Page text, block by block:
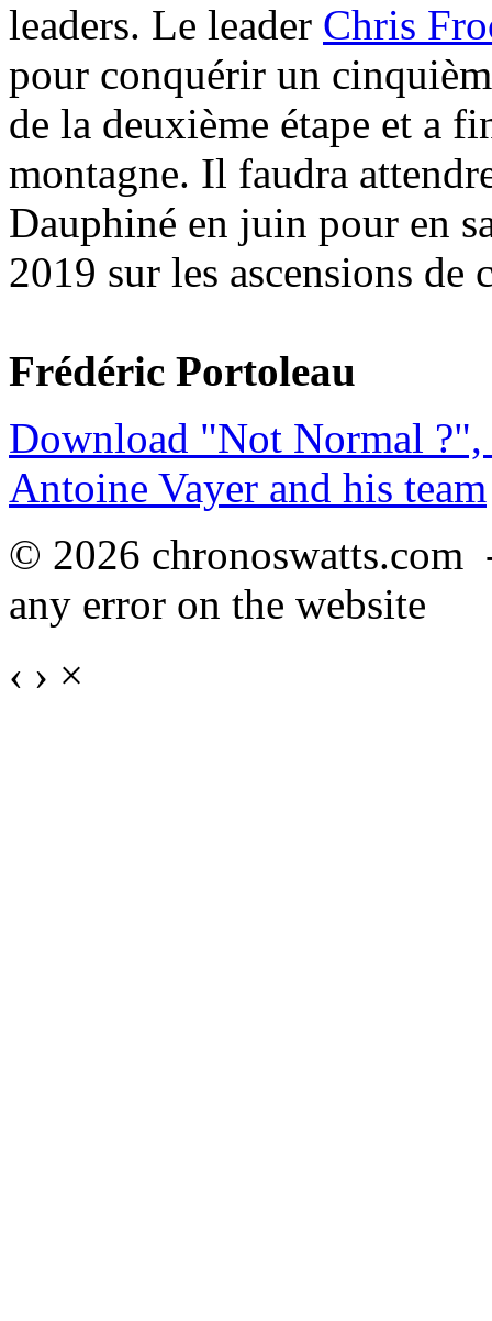
leaders. Le leader Chris
pour conquérir un
de la deuxième étape et a
montagne. Il faudra
Dauphiné en juin pour en
2019 sur les ascensions de
Frédéric Portoleau
Download "Not Normal ?",
Antoine Vayer and his team
© 2026
any error on the website
‹ › ×